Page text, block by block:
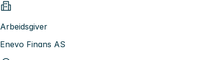
Arbeidsgiver
Enevo Finans AS